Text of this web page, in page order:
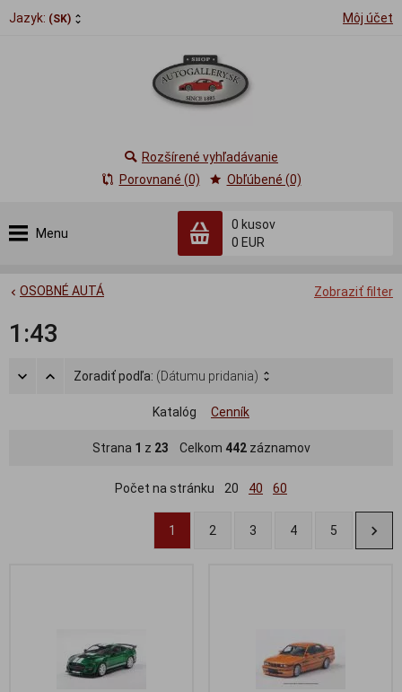
Jazyk: (SK) Môj účet
Menu
0 kusov
0 EUR
Rozšírené vyhľadávanie
Porovnané (0)
Obľúbené (0)
Zobraziť filter
OSOBNÉ AUTÁ
1:43
Zoradiť podľa: (Dátumu pridania)
Katalóg Cenník
Strana 1 z 23 Celkom 442záznamov
Počet na stránku 20 40 60
1 2 3 4 5